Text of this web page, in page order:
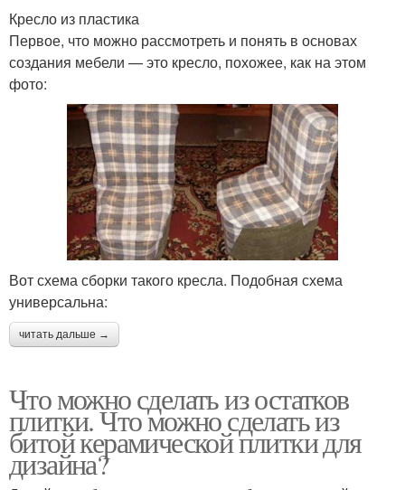
Кресло из пластика
Первое, что можно рассмотреть и понять в основах
создания мебели — это кресло, похожее, как на этом
фото:
Вот схема сборки такого кресла. Подобная схема
универсальна:
читать дальше →
Что можно сделать из остатков
плитки. Что можно сделать из
битой керамической плитки для
дизайна?